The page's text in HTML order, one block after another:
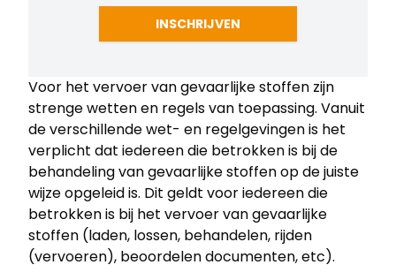
INSCHRIJVEN
Voor het vervoer van gevaarlijke stoffen zijn
strenge wetten en regels van toepassing. Vanuit
de verschillende wet- en regelgevingen is het
verplicht dat iedereen die betrokken is bij de
behandeling van gevaarlijke stoffen op de juiste
wijze opgeleid is. Dit geldt voor iedereen die
betrokken is bij het vervoer van gevaarlijke
stoffen (laden, lossen, behandelen, rijden
(vervoeren), beoordelen documenten, etc).